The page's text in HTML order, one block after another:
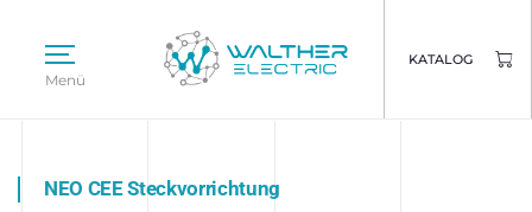
Menü
KATALOG
NEO CEE Steckvorrichtung